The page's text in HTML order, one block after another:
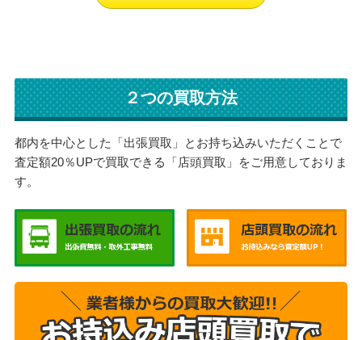
２つの買取方法
都内を中心とした「出張買取」とお持ち込みいただくことで
査定額20％UPで買取できる「店頭買取」をご用意しておりま
す。